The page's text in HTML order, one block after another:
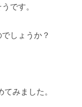
です。
しょうか？
みました。